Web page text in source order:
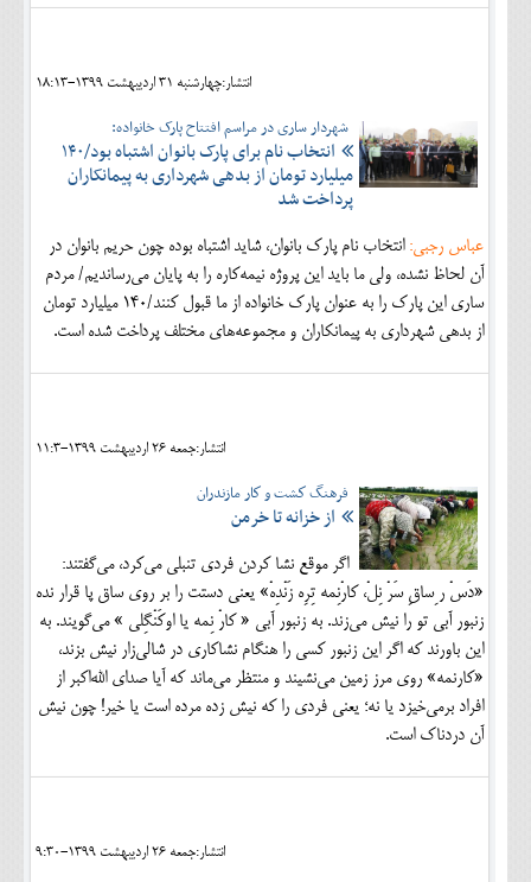
انتشار:چهارشنبه 31 ارديبهشت 1399-18:13
شهردار ساری در مراسم افتتاح پارک خانواده:
انتخاب نام برای پارک بانوان اشتباه بود/۱۴۰
میلیارد تومان از بدهی شهرداری به پیمانکاران
پرداخت شد
عباس رجبی: انتخاب نام پارک بانوان، شاید اشتباه بوده چون حریم بانوان در
آن لحاظ نشده، ولی ما باید این پروژه نیمه‌کاره را به پایان می‌رساندیم/ مردم
ساری این پارک را به عنوان پارک خانواده از ما قبول کنند/۱۴۰ میلیارد تومان
از بدهی شهرداری به پیمانکاران و مجموعه‌های مختلف پرداخت شده است.
انتشار:جمعه 26 ارديبهشت 1399-11:3
فرهنگ كشت و كار مازندران
از خزانه تا خرمن
اگر موقع نشا كردن فردي تنبلي مي‌كرد، مي‌گفتند:
«دَسْ ر ِساقِ سَرْ نِلْ، كارْنِمه تِرِه زَنْدِهْ» یعنی دستت را بر روي ساق پا قرار نده
زنبور آبي تو را نيش مي‌زند. به زنبور آبي « كارْ نِمه يا اوكَنْگِلي » مي‌گويند. به
اين باورند كه اگر این زنبور كسي را هنگام نشاکاری در شالي‌زار نيش بزند،
«کارنمه» روي مرز زمين مي‌نشيند و منتظر مي‌ماند كه آيا صداي الله‌اكبر از
افراد برمي‌خيزد يا نه؛ يعني فردي را كه نيش زده مرده است يا خیر! چون نيش
آن دردناك است.
انتشار:جمعه 26 ارديبهشت 1399-9:30